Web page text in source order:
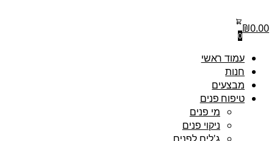
₪0.00
0
עמוד ראשי
חנות
מבצעים
טיפוח פנים
מי פנים
ניקוי פנים